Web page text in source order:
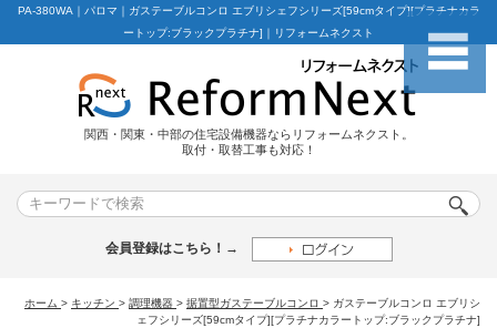
PA-380WA｜パロマ｜ガステーブルコンロ エブリシェフシリーズ[59cmタイプ][プラチナカラ
ートップ:ブラックプラチナ]｜リフォームネクスト
関西・関東・中部の住宅設備機器ならリフォームネクスト。
取付・取替工事も対応！
会員登録はこちら！→
ホーム > キッチン > 調理機器 > 据置型ガステーブルコンロ > ガステーブルコンロ エブリシ
ェフシリーズ[59cmタイプ][プラチナカラートップ:ブラックプラチナ]